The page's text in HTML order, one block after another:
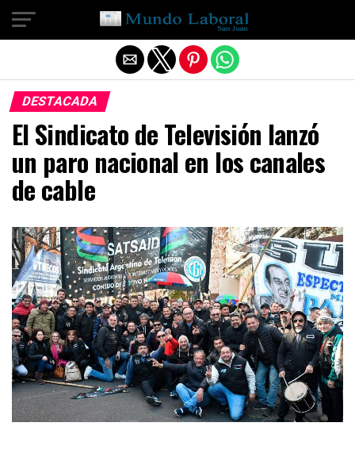
DESTACADA
El Sindicato de Televisión lanzó
un paro nacional en los canales
de cable
Salir de la versión móvil